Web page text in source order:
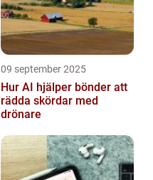
09 september 2025
Hur AI hjälper bönder att
rädda skördar med
drönare